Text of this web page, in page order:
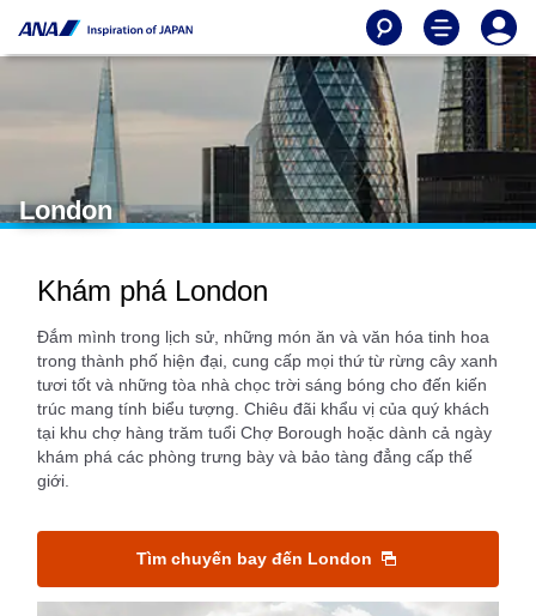
London
Khám phá London
Đắm mình trong lịch sử, những món ăn và văn hóa tinh hoa
trong thành phố hiện đại, cung cấp mọi thứ từ rừng cây xanh
tươi tốt và những tòa nhà chọc trời sáng bóng cho đến kiến
trúc mang tính biểu tượng. Chiêu đãi khẩu vị của quý khách
tại khu chợ hàng trăm tuổi Chợ Borough hoặc dành cả ngày
khám phá các phòng trưng bày và bảo tàng đẳng cấp thế
giới.
Tìm chuyến bay đến London